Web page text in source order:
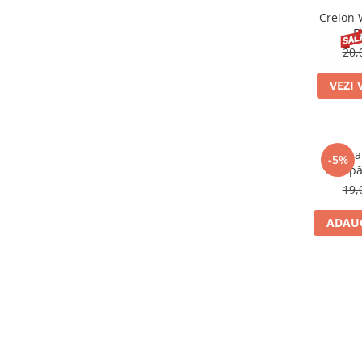
Creion
VEZI
-5%